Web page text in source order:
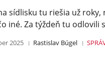
sídlisku tu riešia už
iné. Za týždeň tu odlovili
2025 Rastislav Búgel